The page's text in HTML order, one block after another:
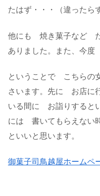
たはず・・・（違ったら
他にも 焼き菓子など た
ありました。また、今度
ということで こちらの
さいます。先に お店に
いる間に お詣りすると
には 書いてもらえない
といいと思います。
御菓子司鳥越屋ホームペ